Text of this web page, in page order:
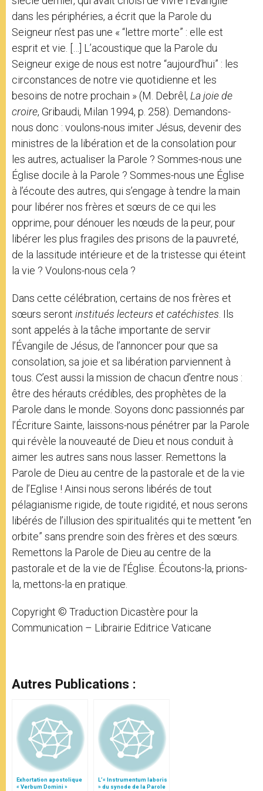
dans les périphéries, a écrit que la Parole du
Seigneur n’est pas une « “lettre morte” : elle est
esprit et vie. […] L’acoustique que la Parole du
Seigneur exige de nous est notre “aujourd’hui” : les
circonstances de notre vie quotidienne et les
besoins de notre prochain » (M. Debrêl, La joie de
croire, Gribaudi, Milan 1994, p. 258). Demandons-
nous donc : voulons-nous imiter Jésus, devenir des
ministres de la libération et de la consolation pour
les autres, actualiser la Parole ? Sommes-nous une
Église docile à la Parole ? Sommes-nous une Église
à l’écoute des autres, qui s’engage à tendre la main
pour libérer nos frères et sœurs de ce qui les
opprime, pour dénouer les nœuds de la peur, pour
libérer les plus fragiles des prisons de la pauvreté,
de la lassitude intérieure et de la tristesse qui éteint
la vie ? Voulons-nous cela ?
Dans cette célébration, certains de nos frères et
sœurs seront institués lecteurs et catéchistes. Ils
sont appelés à la tâche importante de servir
l’Évangile de Jésus, de l’annoncer pour que sa
consolation, sa joie et sa libération parviennent à
tous. C’est aussi la mission de chacun d’entre nous :
être des hérauts crédibles, des prophètes de la
Parole dans le monde. Soyons donc passionnés par
l’Écriture Sainte, laissons-nous pénétrer par la Parole
qui révèle la nouveauté de Dieu et nous conduit à
aimer les autres sans nous lasser. Remettons la
Parole de Dieu au centre de la pastorale et de la vie
de l’Eglise ! Ainsi nous serons libérés de tout
pélagianisme rigide, de toute rigidité, et nous serons
libérés de l’illusion des spiritualités qui te mettent “en
orbite” sans prendre soin des frères et des sœurs.
Remettons la Parole de Dieu au centre de la
pastorale et de la vie de l’Église. Écoutons-la, prions-
la, mettons-la en pratique.
Copyright © Traduction Dicastère pour la
Communication – Librairie Editrice Vaticane
Autres Publications :
Exhortation apostolique
« Verbum Domini »
L’« Instrumentum laboris
» du synode de la Parole